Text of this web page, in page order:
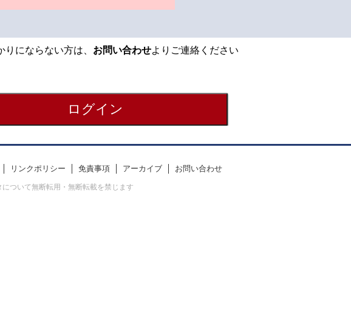
にならない方は、 お問い合わせよりご連絡ください
リンクポリシー 免責事項 アーカイブ お問い合わせ
ついて無断転用・無断転載を禁じます